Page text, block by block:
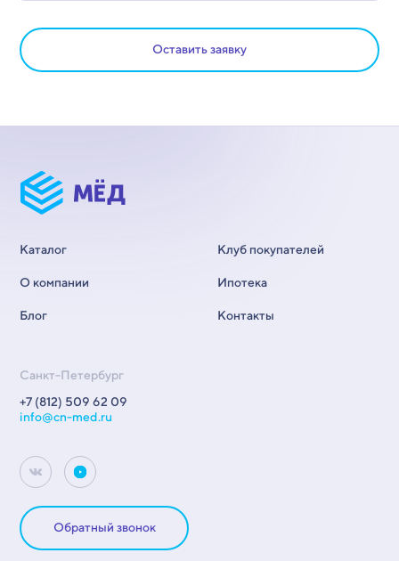
Оставить заявку
Каталог
О компании
Блог
Клуб покупателей
Ипотека
Контакты
Санкт-Петербург
+7 (812) 509 62 09
info@cn-med.ru
Обратный звонок